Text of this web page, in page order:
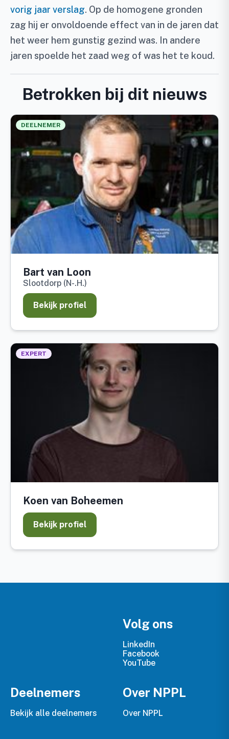
vorig jaar verslag. Op de homogene gronden
zag hij er onvoldoende effect van in de jaren dat
het weer hem gunstig gezind was. In andere
jaren spoelde het zaad weg of was het te koud.
Betrokken bij dit nieuws
DEELNEMER
Bart van Loon
Slootdorp (N-.H.)
Bekijk profiel
EXPERT
Koen van Boheemen
Bekijk profiel
Volg ons
LinkedIn
Facebook
YouTube
Deelnemers
Bekijk alle deelnemers
Over NPPL
Over NPPL